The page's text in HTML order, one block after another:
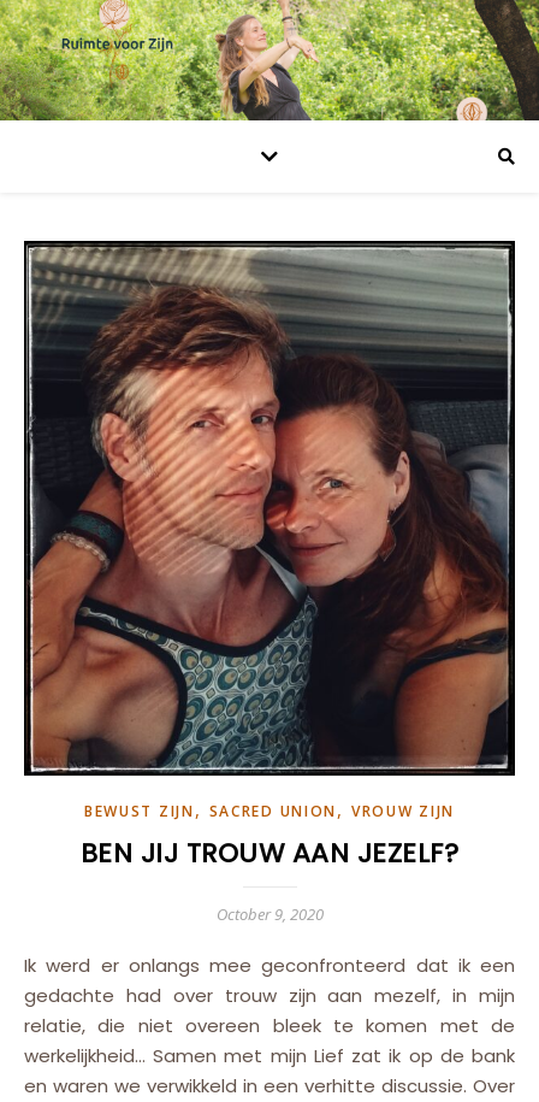
BEWUST ZIJN, SACRED UNION,VROUW ZIJN
BEN JIJ TROUW AAN JEZELF?
October 9, 2020
Ik werd er onlangs mee geconfronteerd dat ik een
gedachte had over trouw zijn aan mezelf, in mijn
relatie, die niet overeen bleek te komen met de
werkelijkheid… Samen met mijn Lief zat ik op de bank
en waren we verwikkeld in een verhitte discussie. Over